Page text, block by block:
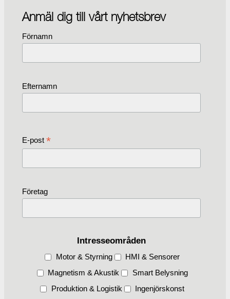
Anmäl dig till vårt nyhetsbrev
Förnamn
Efternamn
E-post *
Företag
Intresseområden
Motor & Styrning
HMI & Sensorer
Magnetism & Akustik
Smart Belysning
Produktion & Logistik
Ingenjörskonst